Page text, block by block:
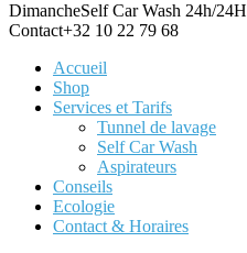
DimancheSelf Car Wash 24h/24H
Contact+32 10 22 79 68
Accueil
Shop
Services et Tarifs
Tunnel de lavage
Self Car Wash
Aspirateurs
Conseils
Ecologie
Contact & Horaires